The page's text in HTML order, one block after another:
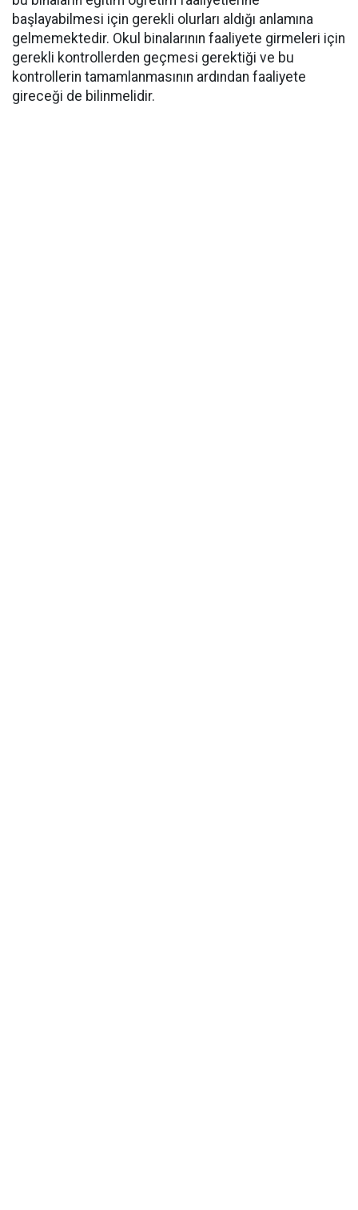
başlayabilmesi için gerekli olurları aldığı anlamına
gelmemektedir. Okul binalarının faaliyete girmeleri için
gerekli kontrollerden geçmesi gerektiği ve bu
kontrollerin tamamlanmasının ardından faaliyete
gireceği de bilinmelidir.